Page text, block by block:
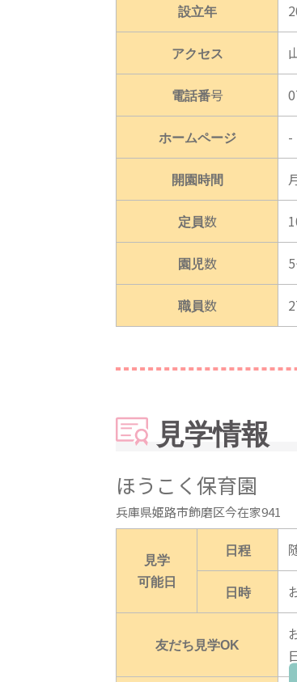
設立年
アクセス
電話番号
ホームページ -
開園時間
定員数
園児数
職員数
見学情報
ほうこく保育園
兵庫県姫路市飾磨区今在家941
見学
可能日
日程
日時
友だち見学OK